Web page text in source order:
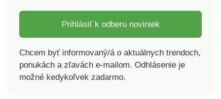
Prihlásiť k odberu noviniek
Chcem byť informovaný/á o aktuálnych trendoch,
ponukách a zľavách e-mailom. Odhlásenie je
možné kedykoľvek zadarmo.